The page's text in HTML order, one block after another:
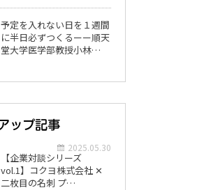
予定を入れない日を１週間
に半日必ずつくるーー順天
堂大学医学部教授小林…
2025.05.30
【企業対談シリーズ
vol.1】コクヨ株式会社 ✕
二枚目の名刺 プ…